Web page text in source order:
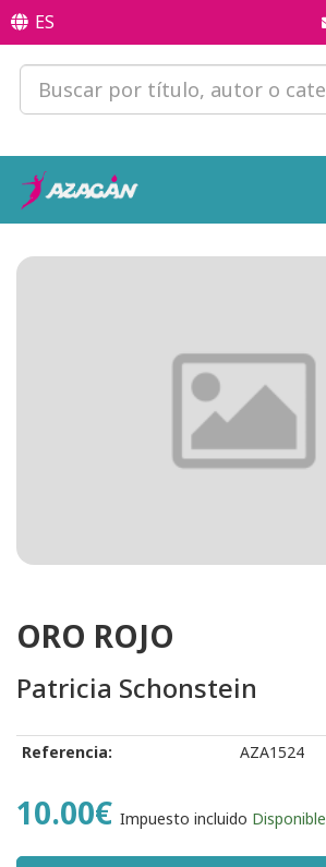
ES
ORO ROJO
Patricia Schonstein
Referencia: AZA1524
10.00€ Impuesto incluido Disponible